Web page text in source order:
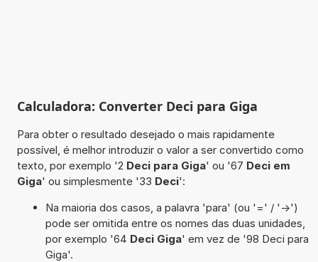
Calculadora: Converter Deci para Giga
Para obter o resultado desejado o mais rapidamente
possível, é melhor introduzir o valor a ser convertido como
texto, por exemplo '2 Deci para Giga' ou '67 Deci em
Giga' ou simplesmente '33 Deci':
Na maioria dos casos, a palavra 'para' (ou '=' / '->')
pode ser omitida entre os nomes das duas unidades,
por exemplo '64 Deci Giga' em vez de '98 Deci para
Giga'.